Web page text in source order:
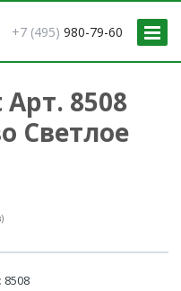
+7 (495) 980-79-60
8508
Светлое
8508